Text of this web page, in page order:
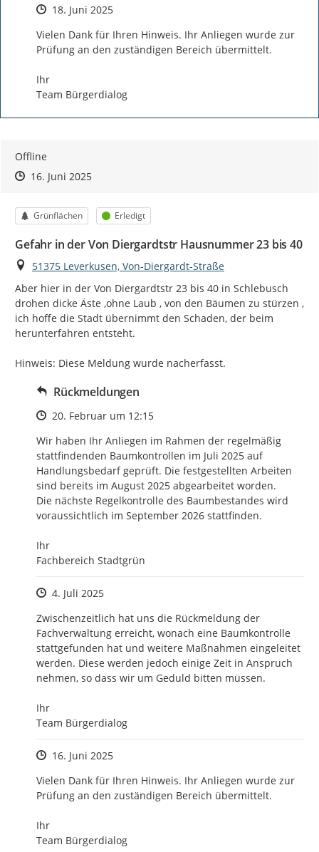
Zeitpunkt des Erstellens
18. Juni 2025
Vielen Dank für Ihren Hinweis. Ihr Anliegen wurde zur
Prüfung an den zuständigen Bereich übermittelt.
Ihr
Team Bürgerdialog
Offline
Zeitpunkt des Erstellens
Zeitpunkt des Erstellens
16. Juni 2025Zur Äußerung
Kategorie
Grünflächen Status
Erledigt
Gefahr in der Von Diergardtstr Hausnummer 23 bis 40
Ort
51375 Leverkusen, Von-Diergardt-Straße
Aber hier in der Von Diergardtstr 23 bis 40 in Schlebusch
drohen dicke Äste ,ohne Laub , von den Bäumen zu stürzen ,
ich hoffe die Stadt übernimmt den Schaden, der beim
herunterfahren entsteht.
Hinweis: Diese Meldung wurde nacherfasst.
Rückmeldungen
Zeitpunkt des Erstellens
20. Februar um 12:15
Wir haben Ihr Anliegen im Rahmen der regelmäßig
stattfindenden Baumkontrollen im Juli 2025 auf
Handlungsbedarf geprüft. Die festgestellten Arbeiten
sind bereits im August 2025 abgearbeitet worden.
Die nächste Regelkontrolle des Baumbestandes wird
voraussichtlich im September 2026 stattfinden.
Ihr
Fachbereich Stadtgrün
Zeitpunkt des Erstellens
4. Juli 2025
Zwischenzeitlich hat uns die Rückmeldung der
Fachverwaltung erreicht, wonach eine Baumkontrolle
stattgefunden hat und weitere Maßnahmen eingeleitet
werden. Diese werden jedoch einige Zeit in Anspruch
nehmen, so dass wir um Geduld bitten müssen.
Ihr
Team Bürgerdialog
Zeitpunkt des Erstellens
16. Juni 2025
Vielen Dank für Ihren Hinweis. Ihr Anliegen wurde zur
Prüfung an den zuständigen Bereich übermittelt.
Ihr
Team Bürgerdialog